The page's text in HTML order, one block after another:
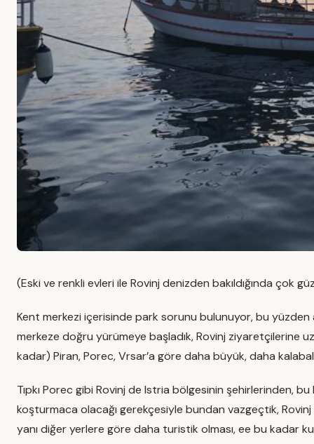
(Eski ve renkli evleri ile Rovinj denizden bakıldığında çok
Kent merkezi içerisinde park sorunu bulunuyor, bu yüzden
merkeze doğru yürümeye başladık, Rovinj ziyaretçilerine
kadar) Piran, Porec, Vrsar’a göre daha büyük, daha
Tıpkı Porec gibi Rovinj de Istria bölgesinin şehirlerinden,
koşturmaca olacağı gerekçesiyle bundan vazgeçtik,
yanı diğer yerlere göre daha turistik olması, ee bu kadar